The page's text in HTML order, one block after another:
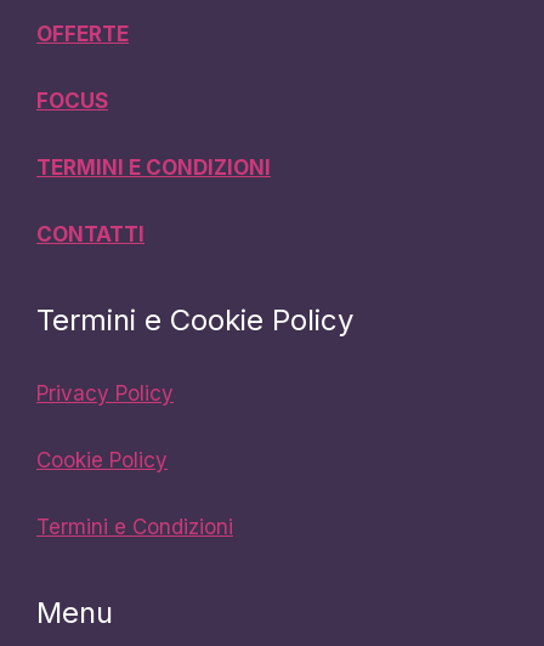
OFFERTE
FOCUS
TERMINI E CONDIZIONI
CONTATTI
Termini e Cookie Policy
Privacy Policy
Cookie Policy
Termini e Condizioni
Menu